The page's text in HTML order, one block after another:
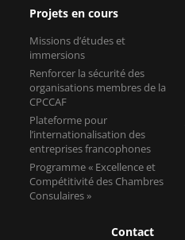
Projets en cours
Missions d’études et
immersions
Renforcer la sécurité des
organisations membres de la
CPCCAF
Plateforme pour
l’internationalisation des
entreprises francophones
Programme « Excellence et
Compétitivité des Chambres
Consulaires »
Contact